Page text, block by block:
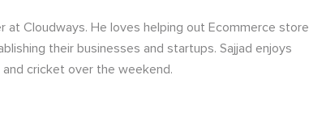
at Cloudways. He loves helping out Ecommerce store
their businesses and startups. Sajjad enjoys
cricket over the weekend.